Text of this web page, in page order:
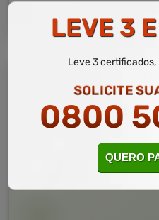
LEVE 3
Leve 3 certificados,
SOLICITE
0800
QUERO